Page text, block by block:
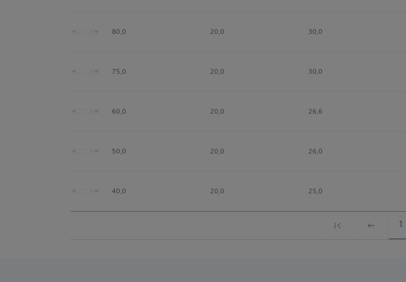
80,0 20,0 30,0
75,0 20,0 30,0
60,0 20,0 26,6
50,0 20,0 26,0
40,0 20,0 25,0
1